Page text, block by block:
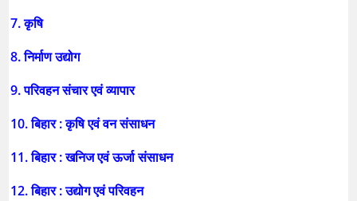
7. कृषि
8. निर्माण उद्योग
9. परिवहन संचार एवं व्यापार
10. बिहार : कृषि एवं वन संसाधन
11. बिहार : खनिज एवं ऊर्जा संसाधन
12. बिहार : उद्योग एवं परिवहन